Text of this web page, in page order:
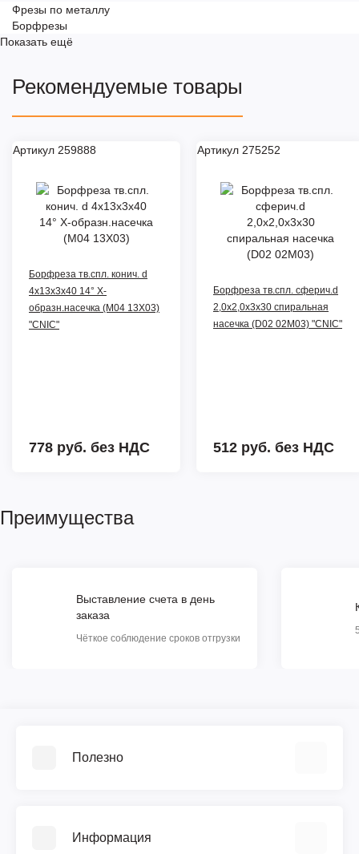
Фрезы по металлу
Борфрезы
Показать ещё
Рекомендуемые товары
Артикул 259888
Борфреза тв.спл. конич. d
4х13х3х40 14° Х-
образн.насечка (М04 13Х03)
"CNIC"
778 руб. без НДС
Артикул 275252
Борфреза тв.спл. сферич.d
2,0х2,0х3х30 спиральная
насечка (D02 02М03) "CNIC"
512 руб. без НДС
Преимущества
Выставление счета в день
заказа
Чёткое соблюдение сроков отгрузки
Полезно
Библиотека ГОСТ
Информация